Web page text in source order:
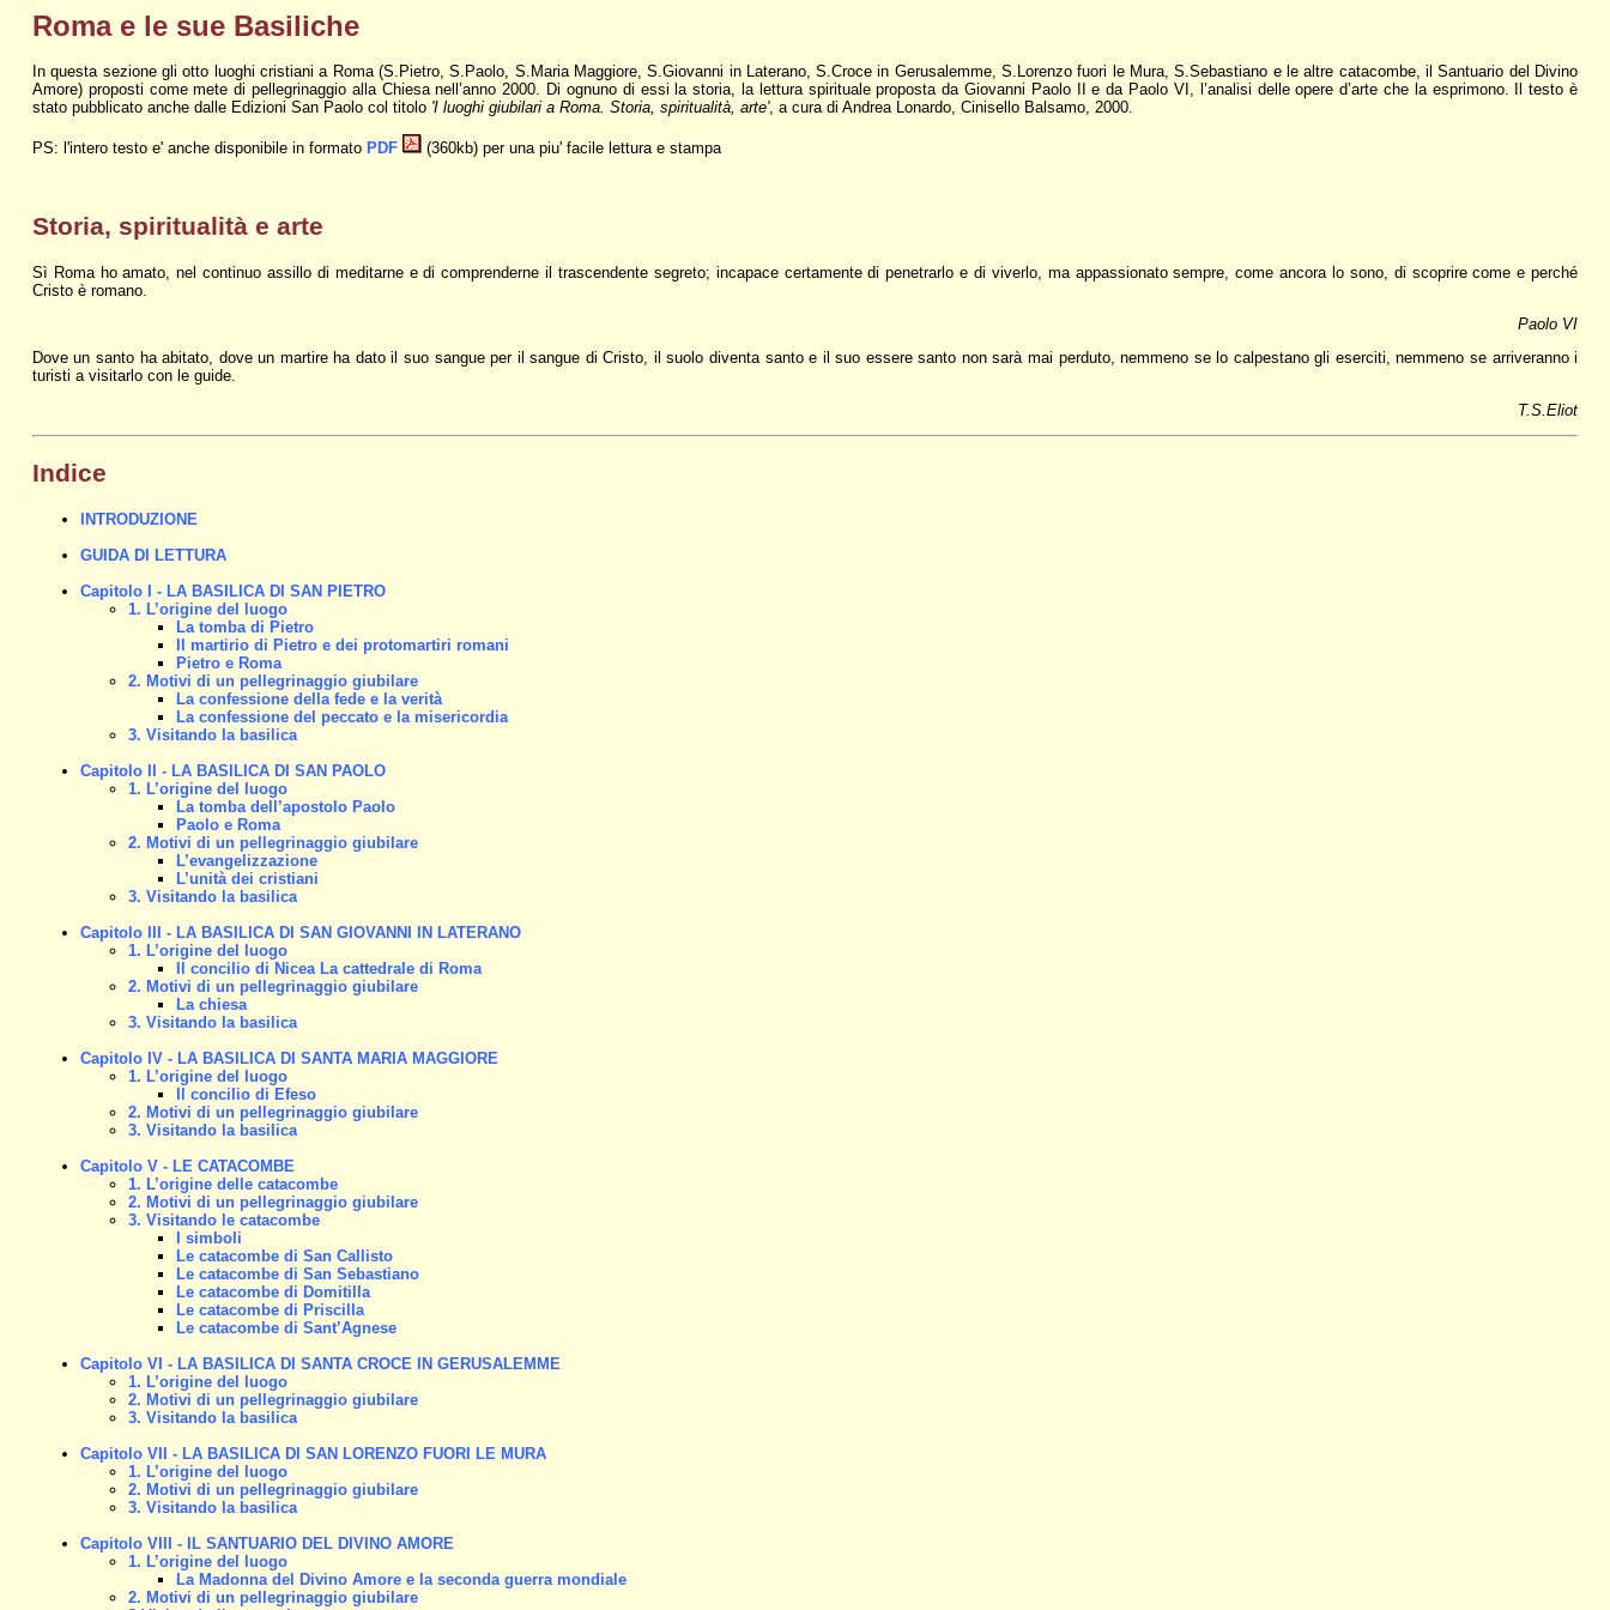
Roma e le sue Basiliche
In questa sezione gli otto luoghi cristiani a Roma (S.Pietro, S.Paolo, S.Maria Maggiore, S.Giovanni in Laterano, S.Croce in Gerusalemme, S.Lorenzo fuori le Mura, S.Sebastiano e le altre catacombe, il Santuario del Divino
Amore) proposti come mete di pellegrinaggio alla Chiesa nell’anno 2000. Di ognuno di essi la storia, la lettura spirituale proposta da Giovanni Paolo II e da Paolo VI, l’analisi delle opere d’arte che la esprimono. Il testo è
stato pubblicato anche dalle Edizioni San Paolo col titolo 'I luoghi giubilari a Roma. Storia, spiritualità, arte', a cura di Andrea Lonardo, Cinisello Balsamo, 2000.
PS: l'intero testo e' anche disponibile in formato PDF (360kb) per una piu' facile lettura e stampa
Storia, spiritualità e arte
Sì Roma ho amato, nel continuo assillo di meditarne e di comprenderne il trascendente segreto; incapace certamente di penetrarlo e di viverlo, ma appassionato sempre, come ancora lo sono, di scoprire come e perché
Cristo è romano.
Paolo VI
Dove un santo ha abitato, dove un martire ha dato il suo sangue per il sangue di Cristo, il suolo diventa santo e il suo essere santo non sarà mai perduto, nemmeno se lo calpestano gli eserciti, nemmeno se arriveranno i
turisti a visitarlo con le guide.
T.S.Eliot
Indice
INTRODUZIONE
GUIDA DI LETTURA
Capitolo I - LA BASILICA DI SAN PIETRO
1. L’origine del luogo
La tomba di Pietro
Il martirio di Pietro e dei protomartiri romani
Pietro e Roma
2. Motivi di un pellegrinaggio giubilare
La confessione della fede e la verità
La confessione del peccato e la misericordia
3. Visitando la basilica
Capitolo II - LA BASILICA DI SAN PAOLO
1. L’origine del luogo
La tomba dell’apostolo Paolo
Paolo e Roma
2. Motivi di un pellegrinaggio giubilare
L’evangelizzazione
L’unità dei cristiani
3. Visitando la basilica
Capitolo III - LA BASILICA DI SAN GIOVANNI IN LATERANO
1. L’origine del luogo
Il concilio di Nicea La cattedrale di Roma
2. Motivi di un pellegrinaggio giubilare
La chiesa
3. Visitando la basilica
Capitolo IV - LA BASILICA DI SANTA MARIA MAGGIORE
1. L’origine del luogo
Il concilio di Efeso
2. Motivi di un pellegrinaggio giubilare
3. Visitando la basilica
Capitolo V - LE CATACOMBE
1. L’origine delle catacombe
2. Motivi di un pellegrinaggio giubilare
3. Visitando le catacombe
I simboli
Le catacombe di San Callisto
Le catacombe di San Sebastiano
Le catacombe di Domitilla
Le catacombe di Priscilla
Le catacombe di Sant’Agnese
Capitolo VI - LA BASILICA DI SANTA CROCE IN GERUSALEMME
1. L’origine del luogo
2. Motivi di un pellegrinaggio giubilare
3. Visitando la basilica
Capitolo VII - LA BASILICA DI SAN LORENZO FUORI LE MURA
1. L’origine del luogo
2. Motivi di un pellegrinaggio giubilare
3. Visitando la basilica
Capitolo VIII - IL SANTUARIO DEL DIVINO AMORE
1. L’origine del luogo
La Madonna del Divino Amore e la seconda guerra mondiale
2. Motivi di un pellegrinaggio giubilare